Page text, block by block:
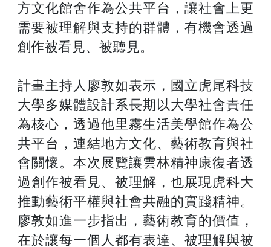
方文化館舍作為公共平台，讓社會上更
需要被理解與支持的群體，有機會透過
創作被看見、被聽見。
計畫主持人廖敦如表示，國立虎尾科技
大學多媒體設計系長期以大學社會責任
為核心，透過他里霧生活美學館作為公
共平台，連結地方文化、藝術教育與社
會關懷。本次展覽讓雲林精神康復者透
過創作被看見、被理解，也展現虎科大
推動藝術平權與社會共融的實踐精神。
廖敦如進一步指出，藝術教育的價值，
在於讓每一個人都有表達、被理解與被